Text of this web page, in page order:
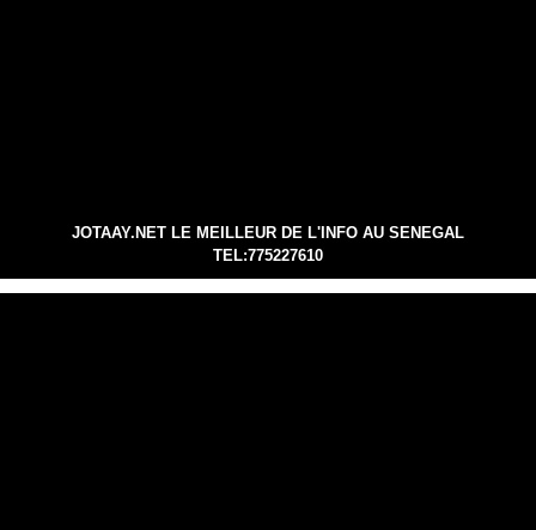
JOTAAY.NET LE MEILLEUR DE L'INFO AU SENEGAL
TEL:775227610